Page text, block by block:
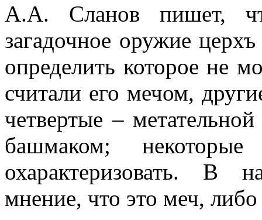
А.А. Сланов пишет,
загадочное оружие
определить которое не
считали его мечом,
четвертые –
башмаком;
охарактеризовать. В
мнение, что это меч, либо